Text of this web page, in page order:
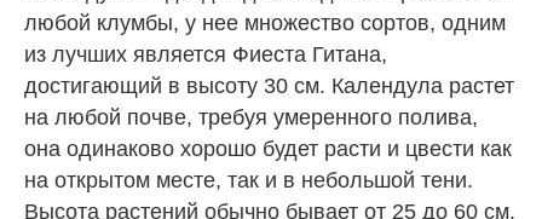
любой клумбы, у нее множество сортов, одним
из лучших является Фиеста Гитана,
достигающий в высоту 30 см. Календула растет
на любой почве, требуя умеренного полива,
она одинаково хорошо будет расти и цвести как
на открытом месте, так и в небольшой тени.
Высота растений обычно бывает от 25 до 60 см.